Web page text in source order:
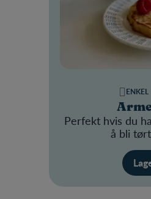
Perfekt hvis du
å bli
ENKEL